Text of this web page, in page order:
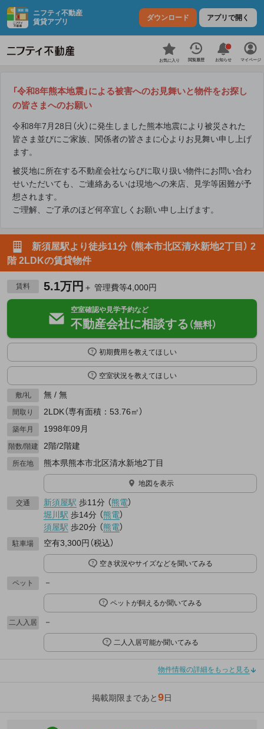
ニフティ不動産
賃貸アプリ
ダウンロード アプリで開く
お気に入り 閲覧履歴 お知らせ マイページ
「令和8年熊本地震」による被害へのお見舞いと物件をお探し
の皆さまへのお願い
令和8年7月28日（火）に発生しました熊本地震により被災された
皆さま並びにご家族、関係者の皆さまに心よりお見舞い申し上げ
ます。
被災地に所在する不動産会社ならびに取り扱い物件にお問い合わ
せいただいても、ご連絡あるいは現地への来店、見学等困難が予
想されます。
ご理解、ご了承のほど何卒宜しくお願い申し上げます。
新須屋駅より徒歩11分 （熊本市北区清水新地2丁目） 2
階 2LDKの賃貸物件
賃料 5.1万円 ＋ 管理費等4,000円
空室確認や見学予約など
不動産会社に相談する （無料）
初期費用を教えてほしい
空室状況を教えてほしい
敷/礼 無 / 無
間取り 2LDK（専有面積：53.76㎡）
築年月 1998年09月
階数/階建 2階/2階建
所在地 熊本県熊本市北区清水新地2丁目
地図を表示
交通 新須屋駅 歩11分 （熊電）
堀川駅 歩14分 （熊電）
須屋駅 歩20分 （熊電）
駐車場 空有3,300円（税込）
空き状況やサイズなどを聞いてみる
ペット －
ペットが飼えるか聞いてみる
二人入居 －
二人入居可能か聞いてみる
物件情報の詳細をもっと見る
掲載期限まであと9日